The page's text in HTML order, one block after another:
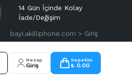
14 Gün İçinde Kolay
İade/Değişim
bayi.akilliphone.com > Giriş
Hesap
Giriş
Sepetim
₺ 0.00